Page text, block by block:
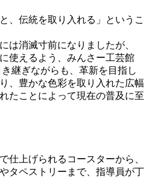
、伝統を取り入れる」というこ
は消滅寸前になりましたが、
使えるよう、みんさー工芸館
継ぎながらも、革新を目指し
、豊かな色彩を取り入れた広幅
たことによって現在の普及に至
仕上げられるコースターから、
タペストリーまで、指導員が丁